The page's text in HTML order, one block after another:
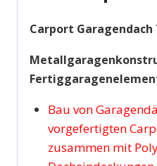
Carport Garagendach
Bau von
vorgefertigten
zusammen mit